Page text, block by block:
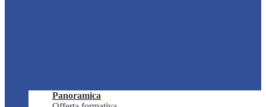
Panoramica